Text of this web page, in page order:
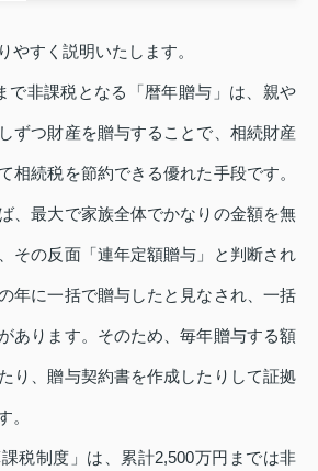
やすく説明いたします。
で非課税となる「暦年贈与」は、親や
ずつ財産を贈与することで、相続財産
相続税を節約できる優れた手段です。
、最大で家族全体でかなりの金額を無
その反面「連年定額贈与」と判断され
年に一括で贈与したと見なされ、一括
あります。そのため、毎年贈与する額
り、贈与契約書を作成したりして証拠
。
税制度」は、累計2,500万円までは非